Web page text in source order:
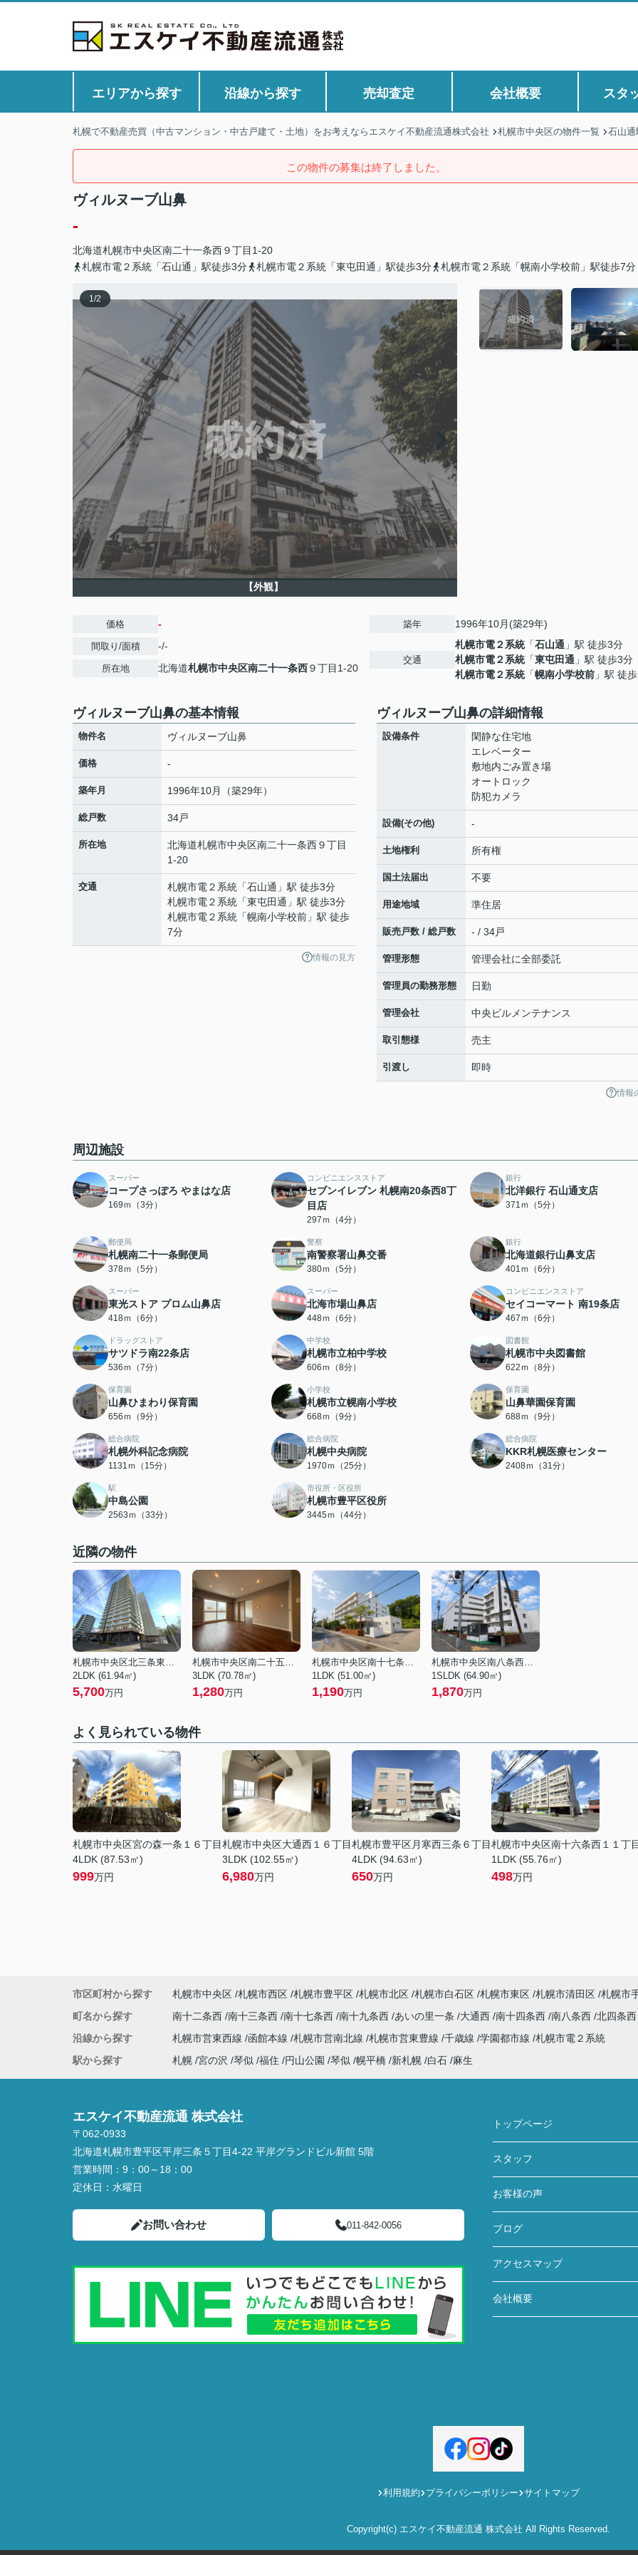
エリアから探す 沿線から探す 売却査定 会社概要 スタ
札幌で不動産売買（中古マンション・中古戸建て・土地）をお考えならエスケイ不動産流通株式会社 札幌市中央区の物件一覧 石山通
この物件の募集は終了しました。
ヴィルヌーブ山鼻
-
北海道札幌市中央区南二十一条西９丁目1-20
札幌市電２系統「石山通」駅徒歩3分
札幌市電２系統「東屯田通」駅徒歩3分 札幌市電２系統「幌南小学校前」駅徒歩7分
1/2
【外観】
価格 -
間取り/面積 -/-
所在地 北海道札幌市中央区南二十一条西９丁目1-20
築年 1996年10月(築29年)
交通
札幌市電２系統「石山通 」駅 徒歩3分
札幌市電２系統「東屯田通 」駅 徒歩3分
札幌市電２系統「幌南小学校前 」駅 徒
ヴィルヌーブ山鼻の基本情報
物件名 ヴィルヌーブ山鼻
価格 -
築年月 1996年10月（築29年）
総戸数 34戸
所在地 北海道札幌市中央区南二十一条西９丁目
1-20
交通 札幌市電２系統 「石山通 」駅 徒歩3分
札幌市電２系統 「東屯田通 」駅 徒歩3分
札幌市電２系統 「幌南小学校前 」駅 徒歩
7分
情報の見方
ヴィルヌーブ山鼻の詳細情報
設備条件
閑静な住宅地
エレベーター
敷地内ごみ置き場
オートロック
防犯カメラ
設備(その他) -
土地権利 所有権
国土法届出 不要
用途地域 準住居
販売戸数 / 総戸数 - / 34戸
管理形態 管理会社に全部委託
管理員の勤務形態 日勤
管理会社 中央ビルメンテナンス
取引態様 売主
引渡し 即時
情報
周辺施設
スーパー
コープさっぽろ やまはな店
169ｍ（3分）
コンビニエンスストア
セブンイレブン 札幌南20条西8丁
目店
297ｍ（4分）
銀行
北洋銀行 石山通支店
371ｍ（5分）
郵便局
札幌南二十一条郵便局
378ｍ（5分）
警察
南警察署山鼻交番
380ｍ（5分）
銀行
北海道銀行山鼻支店
401ｍ（6分）
スーパー
東光ストア プロム山鼻店
418ｍ（6分）
スーパー
北海市場山鼻店
448ｍ（6分）
コンビニエンスストア
セイコーマート 南19条店
467ｍ（6分）
ドラッグストア
サツドラ南22条店
536ｍ（7分）
中学校
札幌市立柏中学校
606ｍ（8分）
図書館
札幌市中央図書館
622ｍ（8分）
保育園
山鼻ひまわり保育園
656ｍ（9分）
小学校
札幌市立幌南小学校
668ｍ（9分）
保育園
山鼻華園保育園
688ｍ（9分）
総合病院
札幌外科記念病院
1131ｍ（15分）
総合病院
札幌中央病院
1970ｍ（25分）
総合病院
KKR札幌医療センター
2408ｍ（31分）
駅
中島公園
2563ｍ（33分）
市役所・区役所
札幌市豊平区役所
3445ｍ（44分）
近隣の物件
札幌市中央区北三条東５丁目
2LDK (61.94㎡)
5,700万円
札幌市中央区南二十五条西８丁目
3LDK (70.78㎡)
1,280万円
札幌市中央区南十七条西１８丁目
1LDK (51.00㎡)
1,190万円
札幌市中央区南八条西２１丁目
1SLDK (64.90㎡)
1,870万円
よく見られている物件
札幌市中央区宮の森一条１６丁目
4LDK (87.53㎡)
999万円
札幌市中央区大通西１６丁目
3LDK (102.55㎡)
6,980万円
札幌市豊平区月寒西三条６丁目
4LDK (94.63㎡)
650万円
札幌市中央区南十六条西１１丁
1LDK (55.76㎡)
498万円
市区町村から探す 札幌市中央区 札幌市西区 札幌市豊平区 札幌市北区 札幌市白石区 札幌市東区 札幌市清田区 札幌市
町名から探す
南十二条西 南十三条西 南十七条西 南十九条西 あいの里一条 大通西 南十四条西 南八条西 北四条
沿線から探す
札幌市営東西線 函館本線 札幌市営南北線 札幌市営東豊線 千歳線 学園都市線 札幌市電２系統
駅から探す
札幌 宮の沢 琴似 福住 円山公園 琴似 幌平橋 新札幌 白石 麻生
エスケイ不動産流通 株式会社
〒062-0933
北海道札幌市豊平区平岸三条５丁目4-22 平岸グランドビル新館 5階
営業時間： 9：00～18：00
定休日： 水曜日
お問い合わせ 011-842-0056
トップページ
スタッフ
お客様の声
ブログ
アクセスマップ
会社概要
利用規約 プライバシーポリシー サイトマップ
Copyright(c) エスケイ不動産流通 株式会社 All Rights Reserved.